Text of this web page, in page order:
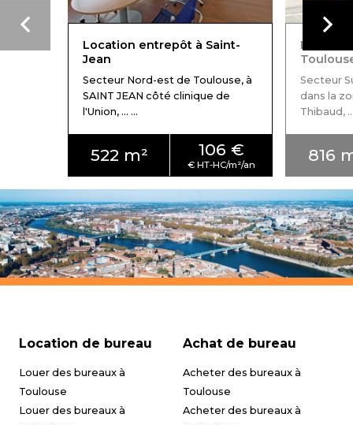
Location entrepôt à Saint-
Jean
Secteur Nord-est de Toulouse, à
SAINT JEAN côté clinique de
l'Union, ... ...
522 m² 106 €
Secteur
dans la
Thibaud,
816
Location de bureau
Louer des bureaux à
Toulouse
Louer des bureaux à
Achat de bureau
Acheter des bureaux à
Toulouse
Acheter des bureaux à